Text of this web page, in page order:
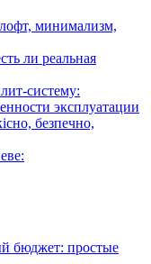
минимализм,
ли реальная
систему:
эксплуатации
безпечно,
бюджет: простые